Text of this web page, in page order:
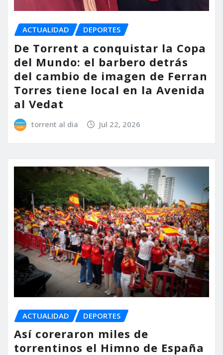
ACTUALIDAD DEPORTES
De Torrent a conquistar la Copa
del Mundo: el barbero detrás
del cambio de imagen de Ferran
Torres tiene local en la Avenida
al Vedat
torrent al dia Jul 22, 2026
ACTUALIDAD DEPORTES
Así coreraron miles de
torrentinos el Himno de España